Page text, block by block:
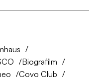
Biografilm
Covo Club